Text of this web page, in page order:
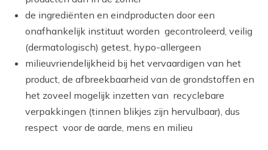
de ingrediënten en eindproducten door een
onafhankelijk instituut worden gecontroleerd, veilig
(dermatologisch) getest, hypo-allergeen
milieuvriendelijkheid bij het vervaardigen van het
product, de afbreekbaarheid van de grondstoffen en
het zoveel mogelijk inzetten van recyclebare
verpakkingen (tinnen blikjes zijn hervulbaar), dus
respect voor de aarde, mens en milieu